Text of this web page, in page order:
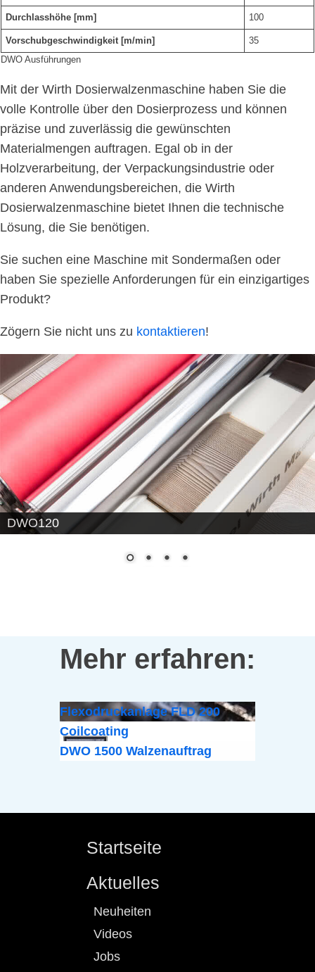
Durchlasshöhe [mm] 100
Vorschubgeschwindigkeit [m/min]
35
DWO Ausführungen
Mit der Wirth Dosierwalzenmaschine haben Sie die
volle Kontrolle über den Dosierprozess und können
präzise und zuverlässig die gewünschten
Materialmengen auftragen. Egal ob in der
Holzverarbeitung, der Verpackungsindustrie oder
anderen Anwendungsbereichen, die Wirth
Dosierwalzenmaschine bietet Ihnen die technische
Lösung, die Sie benötigen.
Sie suchen eine Maschine mit Sondermaßen oder
haben Sie spezielle Anforderungen für ein einzigartiges
Produkt?
Zögern Sie nicht uns zu kontaktieren!
DWO120
Mehr erfahren:
Flexodruckanlage FLD 200
Coilcoating
DWO 1500 Walzenauftrag
Startseite
Aktuelles
Neuheiten
Videos
Jobs